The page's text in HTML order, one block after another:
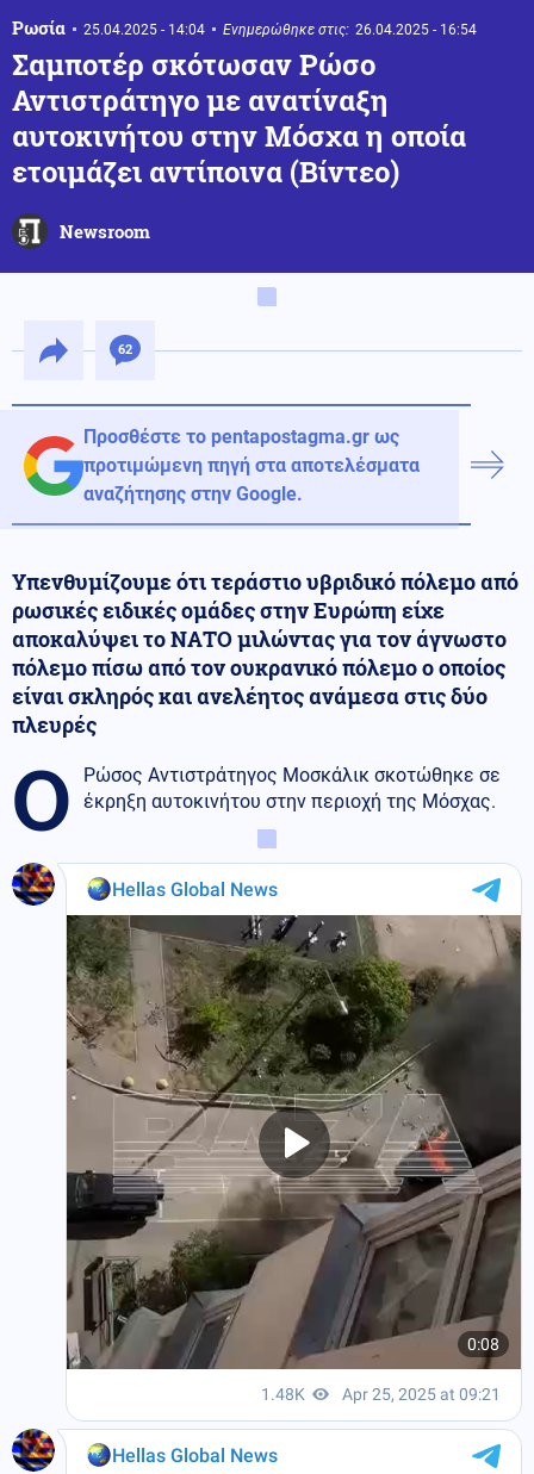
Ρωσία 25.04.2025 - 14:04 Ενημερώθηκε στις: 26.04.2025 - 16:54
Σαμποτέρ σκότωσαν Ρώσο
Αντιστράτηγο με ανατίναξη
αυτοκινήτου στην Μόσχα η οποία
ετοιμάζει αντίποινα (Βίντεο)
Newsroom
62
Προσθέστε το pentapostagma.gr ως
προτιμώμενη πηγή στα αποτελέσματα
αναζήτησης στην Google.
Υπενθυμίζουμε ότι τεράστιο υβριδικό πόλεμο από
ρωσικές ειδικές ομάδες στην Ευρώπη είχε
αποκαλύψει το ΝΑΤΟ μιλώντας για τον άγνωστο
πόλεμο πίσω από τον ουκρανικό πόλεμο ο οποίος
είναι σκληρός και ανελέητος ανάμεσα στις δύο
πλευρές
Ο
Ρώσος Αντιστράτηγος Μοσκάλικ σκοτώθηκε σε
έκρηξη αυτοκινήτου στην περιοχή της Μόσχας.